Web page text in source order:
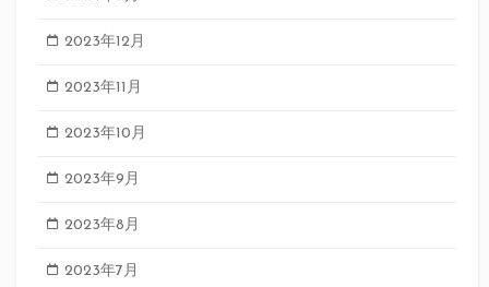
2023年12月
2023年11月
2023年10月
2023年9月
2023年8月
2023年7月